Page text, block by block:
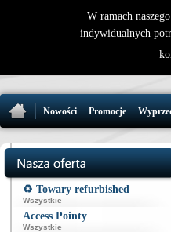
Nowości Promocje
♻️ Towary refurbished
Wszystkie
Access Pointy
Wszystkie
W ramach
indywidualnych